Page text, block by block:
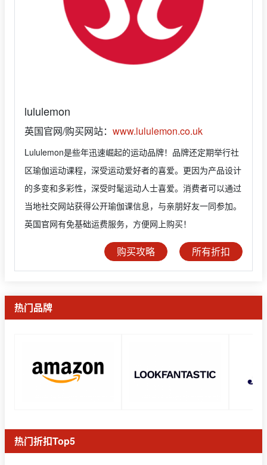
lululemon
英国官网/购买网站： www.lululemon.co.uk
Lululemon是些年迅速崛起的运动品牌！品牌还定期举行社
区瑜伽运动课程，深受运动爱好者的喜爱。更因为产品设计
的多变和多彩性，深受时髦运动人士喜爱。消费者可以通过
当地社交网站获得公开瑜伽课信息，与亲朋好友一同参加。
英国官网有免基础运费服务，方便网上购买！
购买攻略 所有折扣
热门品牌
热门折扣Top5